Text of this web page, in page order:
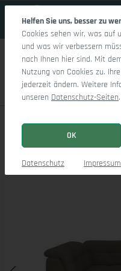
Sitz Concept smart 1001
Produktbilder
Helfen Sie uns, besser zu
Cookies sehen wir, was auf
und was wir verbessern
nach Ihnen hier sind. Mit
Nutzung von Cookies zu.
jederzeit ändern. Weitere
unseren Datenschutz-Seiten.
OK
Datenschutz Impressum